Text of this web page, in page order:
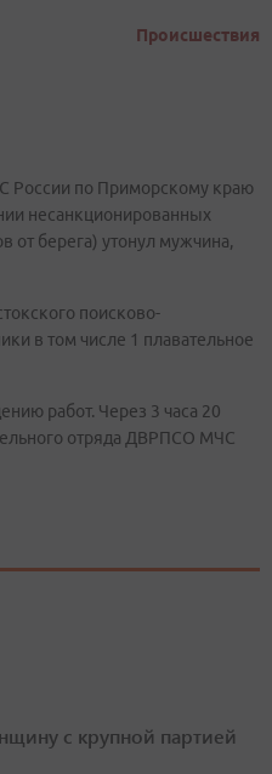
Происшествия
России по Приморскому краю
несанкционированных
от берега) утонул мужчина,
поисково-
в том числе 1 плавательное
работ. Через 3 часа 20
отряда ДВРПСО МЧС
с крупной партией